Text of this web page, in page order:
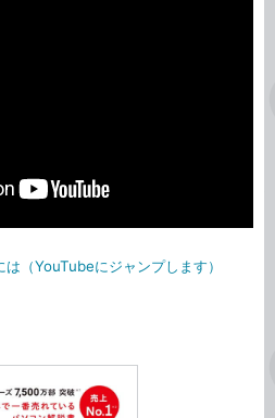
（YouTubeにジャンプします）